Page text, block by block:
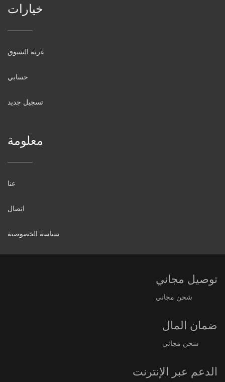
خيارات
عربة التسوق
حسابي
تسجيل جديد
معلومة
عنا
اتصال
سياسة الخصوصية
توصيل مجاني
شحن مجاني
ضمان المال
شحن مجاني
الدعم عبر الإنترنت